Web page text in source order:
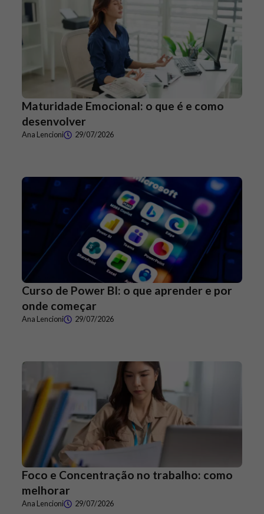
Maturidade Emocional: o que é e como
desenvolver
Ana Lencioni 29/07/2026
Curso de Power BI: o que aprender e por
onde começar
Ana Lencioni 29/07/2026
Foco e Concentração no trabalho: como
melhorar
Ana Lencioni 29/07/2026